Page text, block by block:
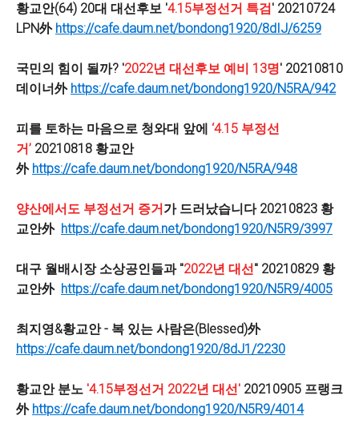
황교안(64) 20대 대선후보 '4.15부정선거 특검' 20210724
LPN外 https://cafe.daum.net/bondong1920/8dIJ/6259
국민의 힘이 될까? '2022년 대선후보 예비 13명' 20210810
데이너外 https://cafe.daum.net/bondong1920/N5RA/942
피를 토하는 마음으로 청와대 앞에 ‘4.15 부정선
거’ 20210818 황교안
外 https://cafe.daum.net/bondong1920/N5RA/948
양산에서도 부정선거 증거가 드러났습니다 20210823 황
교안外 https://cafe.daum.net/bondong1920/N5R9/3997
대구 월배시장 소상공인들과 "2022년 대선" 20210829 황
교안外 https://cafe.daum.net/bondong1920/N5R9/4005
최지영&황교안 - 복 있는 사람은(Blessed)外
https://cafe.daum.net/bondong1920/8dJ1/2230
황교안 분노 '4.15부정선거 2022년 대선' 20210905 프랭크
外 https://cafe.daum.net/bondong1920/N5R9/4014